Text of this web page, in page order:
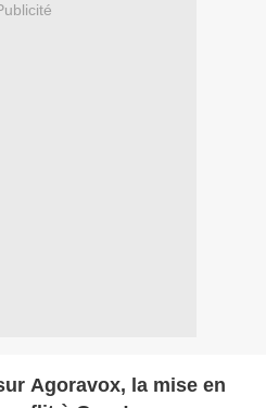
Agoravox, la mise en